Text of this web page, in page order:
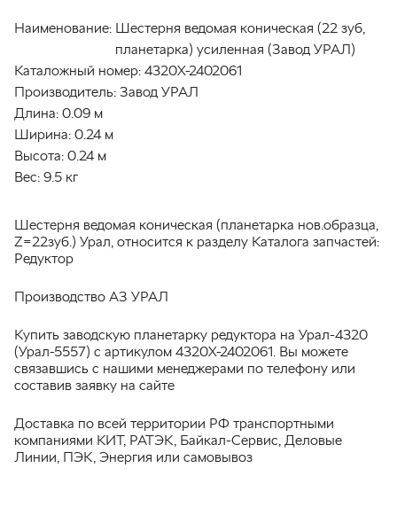
Наименование: Шестерня ведомая коническая (22 зуб,
планетарка) усиленная (Завод УРАЛ)
Каталожный номер: 4320Х-2402061
Производитель: Завод УРАЛ
Длина: 0.09 м
Ширина: 0.24 м
Высота: 0.24 м
Вес: 9.5 кг
Шестерня ведомая коническая (планетарка нов.образца,
Z=22зуб.) Урал, относится к разделу Каталога запчастей:
Редуктор
Производство АЗ УРАЛ
Купить заводскую планетарку редуктора на Урал-4320
(Урал-5557) с артикулом 4320Х-2402061. Вы можете
связавшись с нашими менеджерами по телефону или
составив заявку на сайте
Доставка по всей территории РФ транспортными
компаниями КИТ, РАТЭК, Байкал-Сервис, Деловые
Линии, ПЭК, Энергия или самовывоз